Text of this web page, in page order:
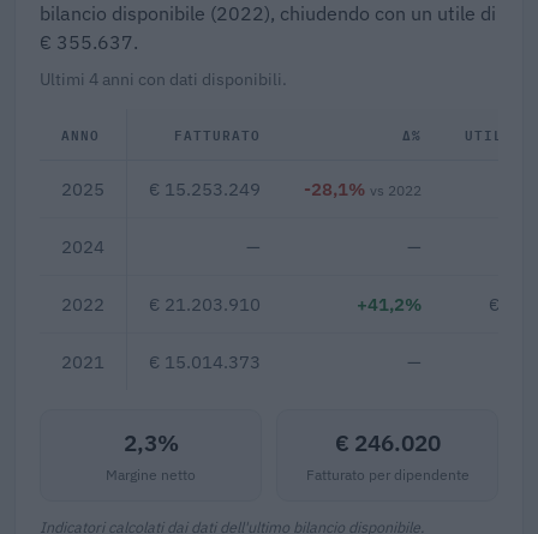
bilancio disponibile (2022), chiudendo con un utile di
€ 355.637.
Ultimi 4 anni con dati disponibili.
ANNO FATTURATO Δ% UTILE/
2025 € 15.253.249 -28,1% vs 2022
2024 — —
2022 € 21.203.910 +41,2% €
2021 € 15.014.373 —
2,3%
Margine netto
€ 246.020
Fatturato per dipendente
Indicatori calcolati dai dati dell'ultimo bilancio disponibile.